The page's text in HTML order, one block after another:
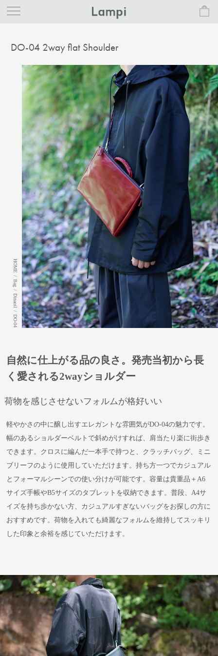
DO-04 2way flat Shoulder
HOME
/
Bag
/
Dinaoil
/
DO-04
自然に仕上がる品の良さ。発売当初から長
く愛される2wayショルダー
荷物を感じさせないフォルムが格好いい
軽やかさの中に醸し出すエレガントな雰囲気がDO-04の魅力です。
幅のあるショルダーベルトで斜めがけすれば、肩当たり楽に街歩き
できます。クロスに編んだ一本手で持つと、クラッチバッグ、ミニ
ブリーフのように使用していただけます。持ち方一つでカジュアル
とフォーマルシーンでの使い分けが可能です。容量は貴重品＋A6
サイズ手帳やB5サイズのタブレットを収納できます。普段、A4サ
イズを持ち歩かない方、カジュアルすぎないバッグをお探しの方に
おすすめです。荷物を入れても綺麗なフォルムを維持してスッキリ
した印象と余裕を感じていただけます。